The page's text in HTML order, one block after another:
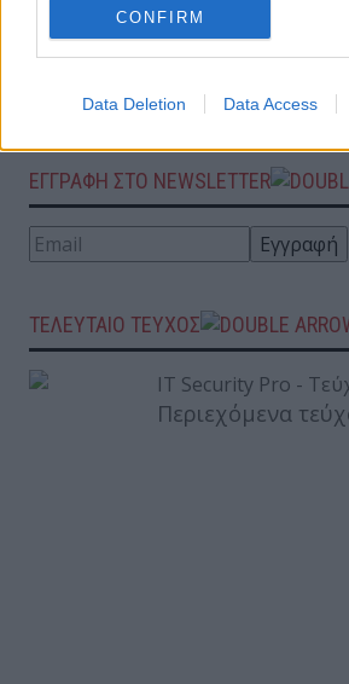
CONFIRM
Data Deletion Data Access
Η Kaspersky Lab ενώνει τις
βιομηχανικούς ηγέτες,
τεχνική καθοδήγηση για το IoT
ΕΓΓΡΑΦΗ ΣΤΟ NEWSLETTER
ΤΕΛΕΥΤΑΙΟ ΤΕΥΧΟΣ
Περιεχόμενα